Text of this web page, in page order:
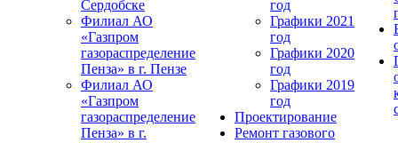
Сердобске
Филиал АО
«Газпром
газораспределение
Пенза» в г. Пензе
Филиал АО
«Газпром
газораспределение
Пенза» в г.
год
Графики 2021
год
Графики 2020
год
Графики 2019
год
Проектирование
Ремонт газового